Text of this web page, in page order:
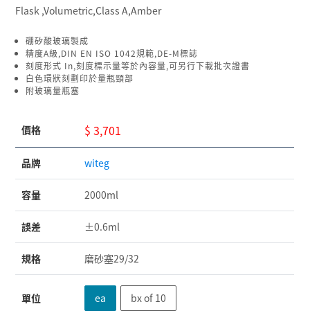
Flask ,Volumetric,Class A,Amber
硼矽酸玻璃製成
精度A級,DIN EN ISO 1042規範,DE-M標誌
刻度形式 In,刻度標示量等於內容量,可另行下載批次證書
白色環狀刻劃印於量瓶頸部
附玻璃量瓶塞
價格 $ 3,701
品牌 witeg
容量 2000ml
誤差 ±0.6ml
規格 磨砂塞29/32
單位 ea bx of 10